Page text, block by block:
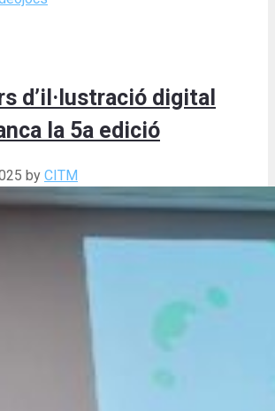
d’il·lustració digital
la 5a edició
by CITM